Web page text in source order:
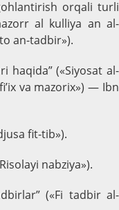
orqali turli
al kulliya an al-
an-tadbir»).
(«Siyosat al-
va mazorix») — Ibn
fit-tib»).
nabziya»).
(«Fi tadbir al-